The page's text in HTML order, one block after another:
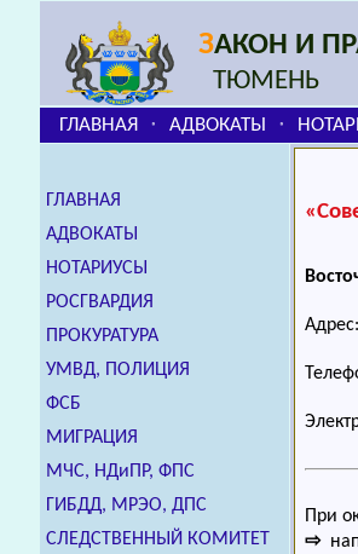
ЗАКОН И
ТЮМЕНЬ
ГЛАВНАЯ ⬞ АДВОКАТЫ ⬞
ГЛАВНАЯ
АДВОКАТЫ
НОТАРИУСЫ
РОСГВАРДИЯ
ПРОКУРАТУРА
УМВД, ПОЛИЦИЯ
ФСБ
МИГРАЦИЯ
МЧС, НДиПР, ФПС
ГИБДД, МРЭО, ДПС
СЛЕДСТВЕННЫЙ КОМИТЕТ
Адрес:
При
⇨